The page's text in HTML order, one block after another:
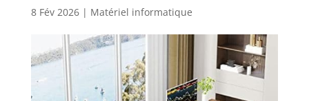
8 Fév 2026| Matériel informatique